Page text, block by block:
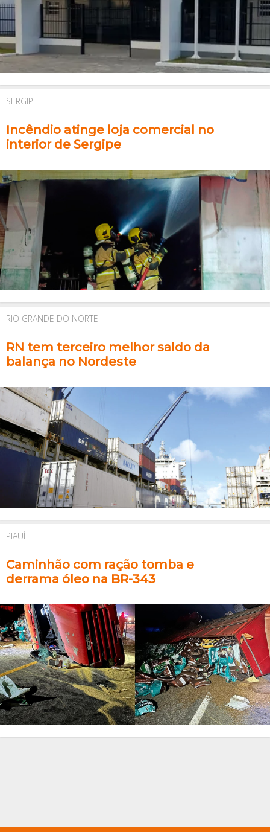
SERGIPE
Incêndio atinge loja comercial no
interior de Sergipe
RIO GRANDE DO NORTE
RN tem terceiro melhor saldo da
balança no Nordeste
PIAUÍ
Caminhão com ração tomba e
derrama óleo na BR-343